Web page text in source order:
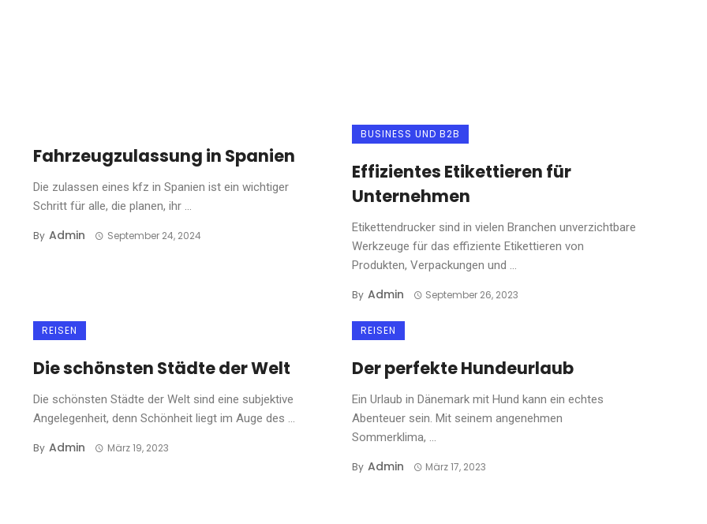
Fahrzeugzulassung in Spanien
Die zulassen eines kfz in Spanien ist ein wichtiger
Schritt für alle, die planen, ihr ...
By Admin September 24, 2024
BUSINESS UND B2B
Effizientes Etikettieren für
Unternehmen
Etikettendrucker sind in vielen Branchen unverzichtbare
Werkzeuge für das effiziente Etikettieren von
Produkten, Verpackungen und ...
By Admin September 26, 2023
REISEN
Die schönsten Städte der Welt
Die schönsten Städte der Welt sind eine subjektive
Angelegenheit, denn Schönheit liegt im Auge des ...
By Admin März 19, 2023
REISEN
Der perfekte Hundeurlaub
Ein Urlaub in Dänemark mit Hund kann ein echtes
Abenteuer sein. Mit seinem angenehmen
Sommerklima, ...
By Admin März 17, 2023